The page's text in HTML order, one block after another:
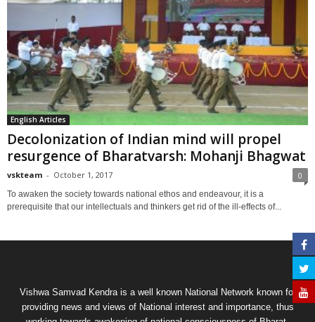
English Articles
Decolonization of Indian mind will propel
resurgence of Bharatvarsh: Mohanji Bhagwat
vskteam - October 1, 2017 0
To awaken the society towards national ethos and endeavour, it is a
prerequisite that our intellectuals and thinkers get rid of the ill-effects of...
Vishwa Samvad Kendra is a well known National Network known for
providing news and views of National interest and importance, thus